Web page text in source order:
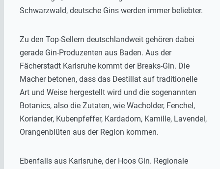
Schwarzwald, deutsche Gins werden immer beliebter.
Zu den Top-Sellern deutschlandweit gehören dabei
gerade Gin-Produzenten aus Baden. Aus der
Fächerstadt Karlsruhe kommt der Breaks-Gin. Die
Macher betonen, dass das Destillat auf traditionelle
Art und Weise hergestellt wird und die sogenannten
Botanics, also die Zutaten, wie Wacholder, Fenchel,
Koriander, Kubenpfeffer, Kardadom, Kamille, Lavendel,
Orangenblüten aus der Region kommen.
Ebenfalls aus Karlsruhe, der Hoos Gin. Regionale